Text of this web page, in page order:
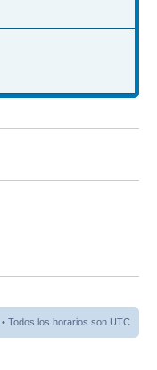
• Todos los horarios son UTC